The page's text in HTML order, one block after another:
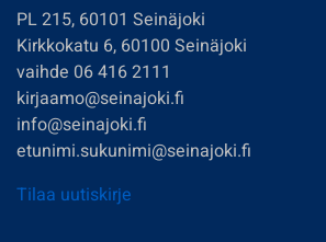
PL 215, 60101 Seinäjoki
Kirkkokatu 6, 60100 Seinäjoki
vaihde 06 416 2111
kirjaamo@seinajoki.fi
info@seinajoki.fi
etunimi.sukunimi@seinajoki.fi
Tilaa uutiskirje